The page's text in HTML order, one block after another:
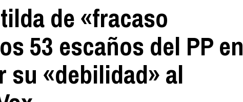
de «fracaso
53 escaños del PP en
su «debilidad» al